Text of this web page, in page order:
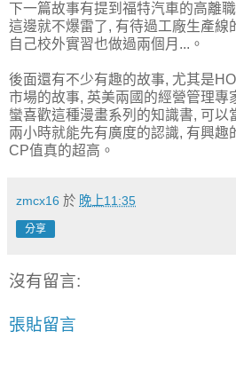
下一篇故事有提到福特汽車的高離
這邊就不爆雷了, 有待過工廠生產線
自己校外實習也做過兩個月...。
後面還有不少有趣的故事, 尤其是
市場的故事, 英美兩國的經營管理專
蠻喜歡這種漫畫系列的知識書, 可以
兩小時就能先有廣度的認識, 有興趣
CP值真的超高。
zmcx16 於 晚上11:35
分享
沒有留言:
張貼留言